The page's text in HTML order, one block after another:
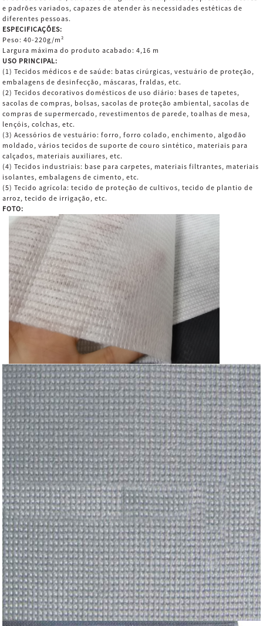
e padrões variados, capazes de atender às necessidades estéticas de
diferentes pessoas.
ESPECIFICAÇÕES:
Peso: 40-220g/m²
Largura máxima do produto acabado: 4,16 m
USO PRINCIPAL:
(1) Tecidos médicos e de saúde: batas cirúrgicas, vestuário de proteção,
embalagens de desinfecção, máscaras, fraldas, etc.
(2) Tecidos decorativos domésticos de uso diário: bases de tapetes,
sacolas de compras, bolsas, sacolas de proteção ambiental, sacolas de
compras de supermercado, revestimentos de parede, toalhas de mesa,
lençóis, colchas, etc.
(3) Acessórios de vestuário: forro, forro colado, enchimento, algodão
moldado, vários tecidos de suporte de couro sintético, materiais para
calçados, materiais auxiliares, etc.
(4) Tecidos industriais: base para carpetes, materiais filtrantes, materiais
isolantes, embalagens de cimento, etc.
(5) Tecido agrícola: tecido de proteção de cultivos, tecido de plantio de
arroz, tecido de irrigação, etc.
FOTO: